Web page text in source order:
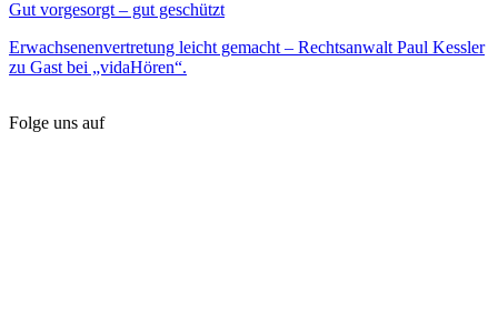
Gut vorgesorgt – gut geschützt
Erwachsenenvertretung leicht gemacht – Rechtsanwalt Paul Kessler
zu Gast bei „vidaHören“.
Folge uns auf